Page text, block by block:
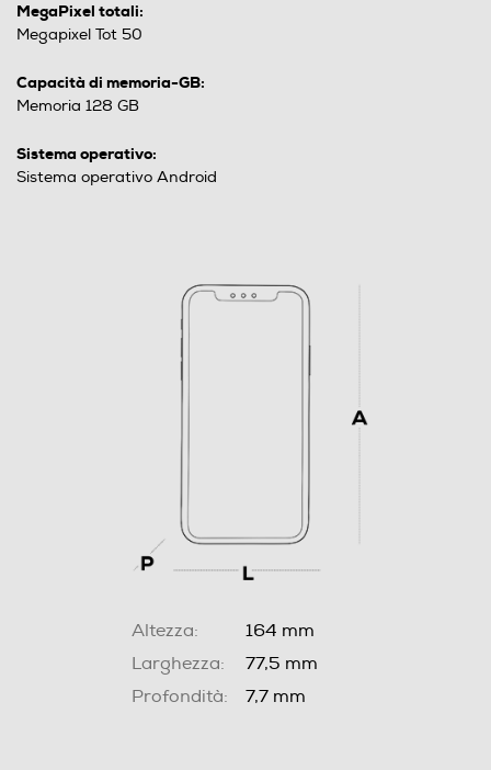
MegaPixel totali:
Megapixel Tot 50
Capacità di memoria-GB:
Memoria 128 GB
Sistema operativo:
Sistema operativo Android
Altezza:
164 mm
Larghezza:
77,5 mm
Profondità:
7,7 mm